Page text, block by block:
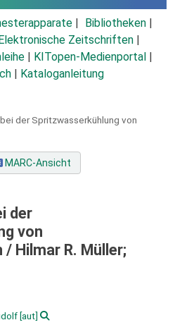
Bibliotheken
Elektronische Zeitschriften
KITopen-Medienportal
Kataloganleitung
der Spritzwasserkühlung von
MARC-Ansicht
der
von
/ Hilmar R. Müller;
[aut]